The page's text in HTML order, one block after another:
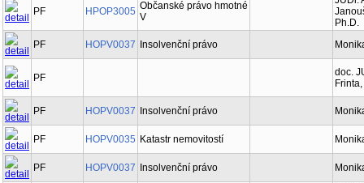
PF HPOP3005 Občanské právo hmotné
V
Ph.D.
PF
HOPV0037 Insolvenční právo
PF
doc.
PF HOPV0037 Insolvenční právo
PF HOPV0035 Katastr nemovitostí
PF HOPV0037 Insolvenční právo